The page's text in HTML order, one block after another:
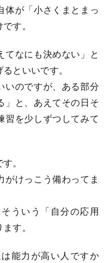
体が「小さくまとまっ
す。
てなにも決めない」と
といいです。
いのですが、ある部分
」と、あえてその日そ
習を少しずつしてみて
。
がけっこう備わってま
ういう「自分の応用
す。
能力が高い人ですか